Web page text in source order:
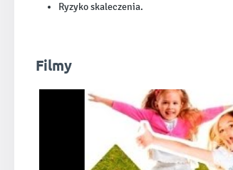
Ryzyko skaleczenia.
Filmy